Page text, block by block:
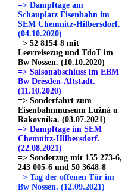
=> Dampftage am
Schauplatz Eisenbahn im
SEM Chemnitz-Hilbersdorf.
(04.10.2020)
=> 52 8154-8 mit
Leerreisezug und TdoT im
Bw Nossen. (10.10.2020)
=> Saisonabschluss im EBM
Bw Dresden-Altstadt.
(11.10.2020)
=> Sonderfahrt zum
Eisenbahnmuseum Lužná u
Rakovníka. (03.07.2021)
=> Dampftage im SEM
Chemnitz-Hilbersdorf.
(22.08.2021)
=> Sonderzug mit 155 273-6,
243 005-6 und 50 3648-8
=> Tag der offenen Tür im
Bw Nossen. (12.09.2021)